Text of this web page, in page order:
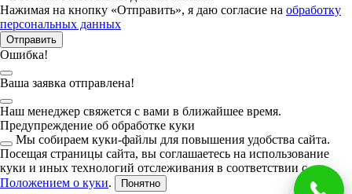
Нажимая на кнопку «Отправить», я даю согласие на обработку
персональных данных
Отправить
Ошибка!
Ваша заявка отправлена!
Наш менеджер свяжется с вами в ближайшее время.
Предупреждение об обработке куки
Мы собираем куки-файлы для повышения удобства сайта.
Посещая страницы сайта, вы соглашаетесь на использование
куки и иных технологий отслеживания в соответствии с
Положением о куки. Понятно